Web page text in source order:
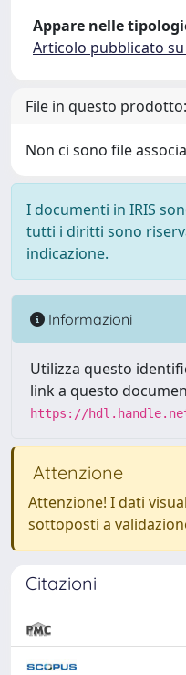
Appare nelle
Articolo pubblicato su
File in questo prodotto:
Non ci sono file
I documenti in IRIS
tutti i diritti sono
indicazione.
Informazioni
Utilizza questo
link a questo
https://
Attenzione
Attenzione! I dati
sottoposti a
Citazioni